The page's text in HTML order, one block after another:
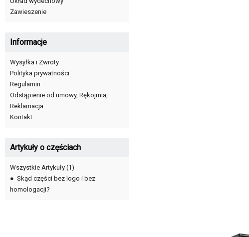
Zawieszenie
Informacje
Wysyłka i Zwroty
Polityka prywatności
Regulamin
Odstąpienie od umowy, Rękojmia,
Reklamacja
Kontakt
Artykuły o częściach
Wszystkie Artykuły (1)
● Skąd części bez logo i bez
homologacji?